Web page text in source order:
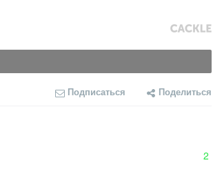
Подписаться Поделиться
2